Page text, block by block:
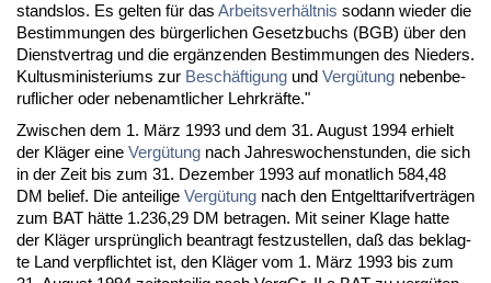
stands­los. Es gel­ten für das Ar­beits­verhält­nis so­dann wie­der die
Be­stim­mun­gen des bürger­li­chen Ge­setz­buchs (BGB) über den
Dienst­ver­trag und die ergänzen­den Be­stim­mun­gen des Nie­ders.
Kul­tus­mi­nis­te­ri­ums zur Beschäfti­gung und Vergütung ne­ben­be­
ruf­li­cher oder ne­ben­amt­li­cher Lehr­kräfte."
Zwi­schen dem 1. März 1993 und dem 31. Au­gust 1994 er­hielt
der Kläger ei­ne Vergütung nach Jah­res­wo­chen­stun­den, die sich
in der Zeit bis zum 31. De­zem­ber 1993 auf mo­nat­lich 584,48
DM be­lief. Die an­tei­li­ge Vergütung nach den Ent­gelt­ta­rif­verträgen
zum BAT hätte 1.236,29 DM be­tra­gen. Mit sei­ner Kla­ge hat­te
der Kläger ursprüng­lich be­an­tragt fest­zu­stel­len, daß das be­klag­
te Land ver­pflich­tet ist, den Kläger vom 1. März 1993 bis zum